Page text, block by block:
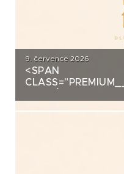
9. července 2026
<SPAN